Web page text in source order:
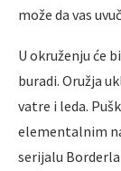
može da vas
U okruženju će
buradi. Oružja
vatre i leda.
elementalnim
serijalu